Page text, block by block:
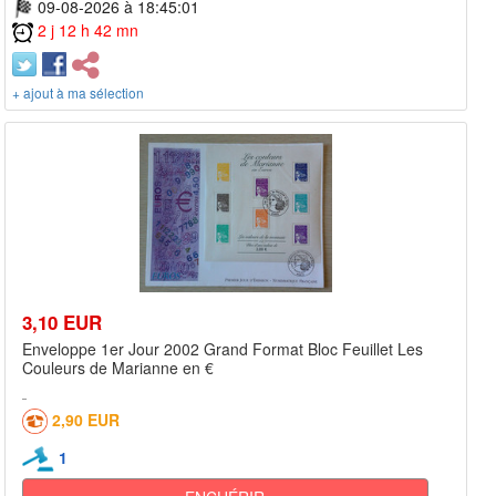
09-08-2026 à 18:45:01
2 j 12 h 42 mn
+ ajout à ma sélection
3,10 EUR
Enveloppe 1er Jour 2002 Grand Format Bloc Feuillet Les
Couleurs de Marianne en €
2,90 EUR
1